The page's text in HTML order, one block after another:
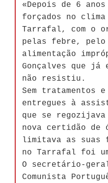
«Depois de 6
forçados no
Tarrafal, com o
pelas febre, pelo
alimentação
Gonçalves que já
não resistiu.
Sem tratamentos
entregues à
que se regozijava
nova certidão de
limitava as suas
no Tarrafal foi
O secretário-
Comunista